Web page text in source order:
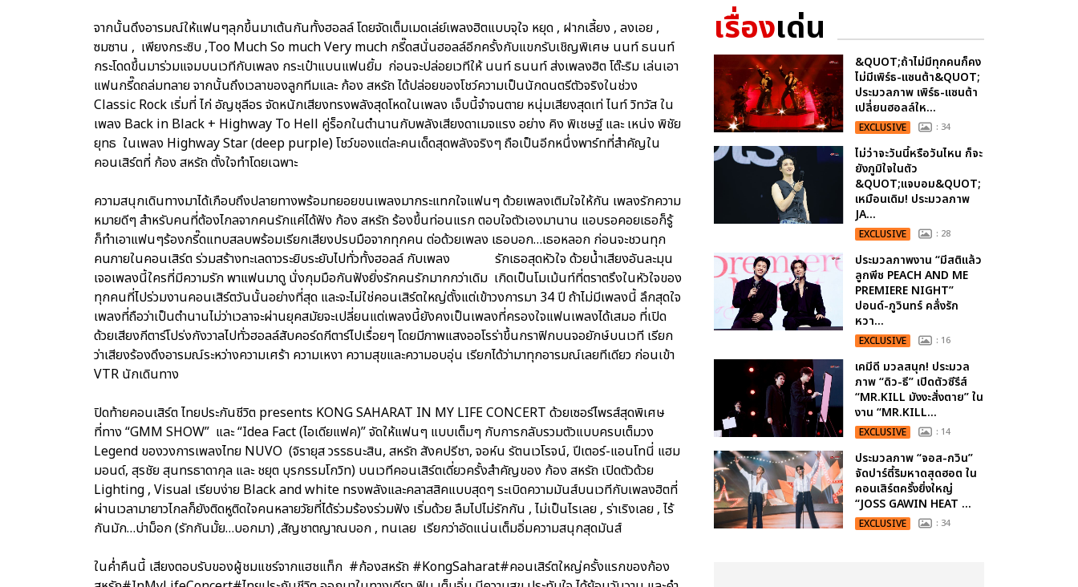
จากนั้นดึงอารมณ์ให้แฟนๆลุกขึ้นมาเต้นกันทั้งฮอลล์ โดยจัดเต็มเมดเล่ย์เพลงฮิตแบบจุใจ หยุด , ฝากเลี้ยง , ลงเอย ,
ซมซาน , เพียงกระซิบ ,Too Much So much Very much กรี๊ดสนั่นฮอลล์อีกครั้งกับแขกรับเชิญพิเศษ นนท์ ธนนท์
กระโดดขึ้นมาร่วมแจมบนเวทีกับเพลง กระเป๋าแบนแฟนยิ้ม ก่อนจะปล่อยเวทีให้ นนท์ ธนนท์ ส่งเพลงฮิต โต๊ะริม เล่นเอา
แฟนกรี๊ดถล่มทลาย จากนั้นถึงเวลาของลูกทีมและ ก้อง สหรัถ ได้ปล่อยของโชว์ความเป็นนักดนตรีตัวจริงในช่วง
Classic Rock เริ่มที่ ไก่ อัญชุลีอร จัดหนักเสียงทรงพลังสุดโหดในเพลง เจ็บนี้จำจนตาย หนุ่มเสียงสุดเท่ ไนท์ วิทวัส ใน
เพลง Back in Black + Highway To Hell คู่ร็อกในตำนานกับพลังเสียงดาเมจแรง อย่าง คิง พิเชษฐ์ และ เหน่ง พิชัย
ยุทธ ในเพลง Highway Star (deep purple) โชว์ของแต่ละคนเด็ดสุดพลังจริงๆ ถือเป็นอีกหนึ่งพาร์ทที่สำคัญใน
คอนเสิร์ตที่ ก้อง สหรัถ ตั้งใจทำโดยเฉพาะ
ความสนุกเดินทางมาได้เกือบถึงปลายทางพร้อมทยอยขนเพลงมากระแทกใจแฟนๆ ด้วยเพลงเติมใจให้กัน เพลงรักความ
หมายดีๆ สำหรับคนที่ต้องไกลจากคนรักแค่ได้ฟัง ก้อง สหรัถ ร้องขึ้นท่อนแรก ตอบใจตัวเองมานาน แอบรอคอยเธอก็รู้
ก็ทำเอาแฟนๆร้องกรี๊ดแทบสลบพร้อมเรียกเสียงปรบมือจากทุกคน ต่อด้วยเพลง เธอบอก…เธอหลอก ก่อนจะชวนทุก
คนภายในคอนเสิร์ต ร่วมสร้างทะเลดาวระยิบระยับไปทั่วทั้งฮอลล์ กับเพลง รักเธอสุดหัวใจ ด้วยน้ำเสียงอันละมุน
เจอเพลงนี้ใครที่มีความรัก พาแฟนมาดู นั่งกุมมือกันฟังยิ่งรักคนรักมากกว่าเดิม เกิดเป็นโมเม้นท์ที่ตราตรึงในหัวใจของ
ทุกคนที่ไปร่วมงานคอนเสิร์ตวันนั้นอย่างที่สุด และจะไม่ใช่คอนเสิร์ตใหญ่ตั้งแต่เข้าวงการมา 34 ปี ถ้าไม่มีเพลงนี้ ลึกสุดใจ
เพลงที่ถือว่าเป็นตำนานไม่ว่าเวลาจะผ่านยุคสมัยจะเปลี่ยนแต่เพลงนี้ยังคงเป็นเพลงที่ครองใจแฟนเพลงได้เสมอ ที่เปิด
ด้วยเสียงกีตาร์โปร่งกังวาลไปทั่วฮอลล์สับคอร์ดกีตาร์ไปเรื่อยๆ โดยมีภาพแสงออโรร่าขึ้นกราฟิกบนจอยักษ์บนเวที เรียก
ว่าเสียงร้องดึงอารมณ์ระหว่างความเศร้า ความเหงา ความสุขและความอบอุ่น เรียกได้ว่ามาทุกอารมณ์เลยทีเดียว ก่อนเข้า
VTR นักเดินทาง
ปิดท้ายคอนเสิร์ต ไทยประกันชีวิต presents KONG SAHARAT IN MY LIFE CONCERT ด้วยเซอร์ไพรส์สุดพิเศษ
ที่ทาง “GMM SHOW” และ “Idea Fact (ไอเดียแฟค)” จัดให้แฟนๆ แบบเต็มๆ กับการกลับรวมตัวแบบครบเต็มวง
Legend ของวงการเพลงไทย NUVO (จิรายุส วรรธนะสิน, สหรัถ สังคปรีชา, จอห์น รัตนเวโรจน์, ปีเตอร์-แอนโทนี่ แฮม
มอนด์, สุรชัย สุนทรธาดากุล และ ชยุต บุรกรรมโกวิท) บนเวทีคอนเสิร์ตเดี่ยวครั้งสำคัญของ ก้อง สหรัถ เปิดตัวด้วย
Lighting , Visual เรียบง่าย Black and white ทรงพลังและคลาสสิคแบบสุดๆ ระเบิดความมันส์บนเวทีกับเพลงฮิตที่
ผ่านเวลามายาวไกลก็ยังติดหูติดใจคนหลายวัยที่ได้ร่วมร้องร่วมฟัง เริ่มด้วย ลืมไปไม่รักกัน , ไม่เป็นไรเลย , ร่าเริงเลย , ไร้
กันมัก…บ่าม็อก (รักกันมั้ย…บอกมา) ,สัญชาตญาณบอก , ทนเลย เรียกว่าอัดแน่นเต็มอิ่มความสนุกสุดมันส์
ในค่ำคืนนี้ เสียงตอบรับของผู้ชมแชร์จากแฮชแท็ก #ก้องสหรัถ #KongSaharat#คอนเสิร์ตใหญ่ครั้งแรกของก้อง
เรื่องเด่น
&QUOT;ถ้าไม่มีทุกคนก็คง
ไม่มีเพิร์ธ-แซนต้า&QUOT;
ประมวลภาพ เพิร์ธ-แซนต้า
เปลี่ยนฮอลล์ให...
EXCLUSIVE : 34
ไม่ว่าจะวันนี้หรือวันไหน ก็จะ
ยังภูมิใจในตัว
&QUOT;แจบอม&QUOT;
เหมือนเดิม! ประมวลภาพ
JA...
EXCLUSIVE : 28
ประมวลภาพงาน “มีสติแล้ว
ลูกพีช PEACH AND ME
PREMIERE NIGHT”
ปอนด์-ภูวินทร์ คลั่งรัก
หวา...
EXCLUSIVE : 16
เคมีดี มวลสนุก! ประมวล
ภาพ “ดิว-ธี” เปิดตัวซีรีส์
“MR.KILL มังงะสั่งตาย” ใน
งาน “MR.KILL...
EXCLUSIVE : 14
ประมวลภาพ “จอส-กวิน”
จัดปาร์ตี้ริมหาดสุดฮอต ใน
คอนเสิร์ตครั้งยิ่งใหญ่
“JOSS GAWIN HEAT ...
EXCLUSIVE : 34